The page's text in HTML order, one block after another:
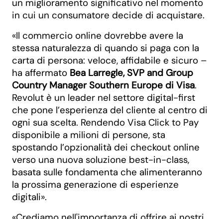
un miglioramento significativo nel momento
in cui un consumatore decide di acquistare.
«Il commercio online dovrebbe avere la
stessa naturalezza di quando si paga con la
carta di persona: veloce, affidabile e sicuro –
ha affermato Bea Larregle, SVP and Group
Country Manager Southern Europe di Visa.
Revolut è un leader nel settore digital-first
che pone l’esperienza del cliente al centro di
ogni sua scelta. Rendendo Visa Click to Pay
disponibile a milioni di persone, sta
spostando l’opzionalità dei checkout online
verso una nuova soluzione best-in-class,
basata sulle fondamenta che alimenteranno
la prossima generazione di esperienze
digitali».